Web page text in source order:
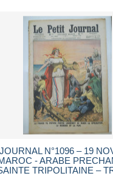
N°1096 – 19
- ARABE
TRIPOLITAINE –